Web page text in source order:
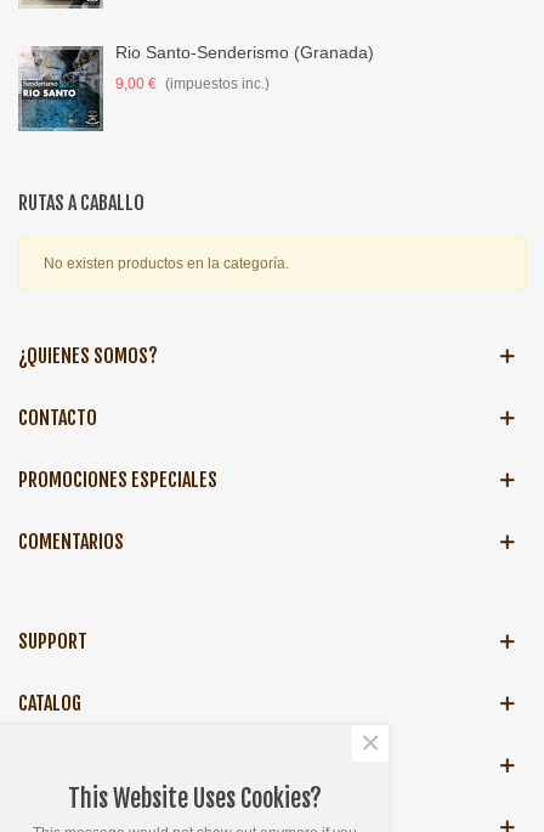
Rio Santo-Senderismo (Granada)
9,00 € (impuestos inc.)
RUTAS A CABALLO
No existen productos en la categoría.
¿QUIENES SOMOS?
CONTACTO
PROMOCIONES ESPECIALES
COMENTARIOS
SUPPORT
CATALOG
GET SOCIAL
This Website Uses Cookies?
×